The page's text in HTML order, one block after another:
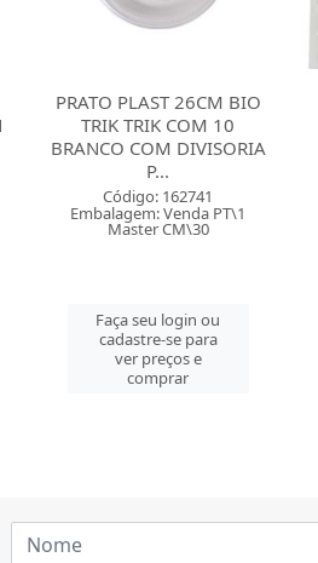
PRATO PLASTICO 15CM
BELLOCOPO COM 10
UNIDADES AZUL
PEROLADO
Código: 163361
Embalagem: Venda PT\1
Master CM\50
Faça seu login ou
cadastre-se para
ver preços e
comprar